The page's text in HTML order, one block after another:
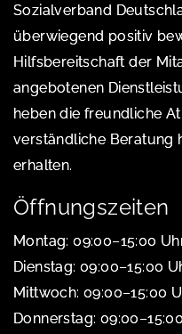
Sozialverband
überwiegend positiv
Hilfsbereitschaft der
angebotenen
heben die freundliche
verständliche Beratung
erhalten.
Öffnungszeiten
Montag: 09:00–15:00
Dienstag: 09:00–15:00
Mittwoch: 09:00–15:00
Donnerstag: